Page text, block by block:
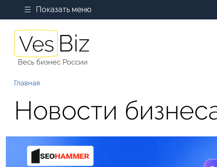
Показать меню
Весь бизнес России
Главная
Новости